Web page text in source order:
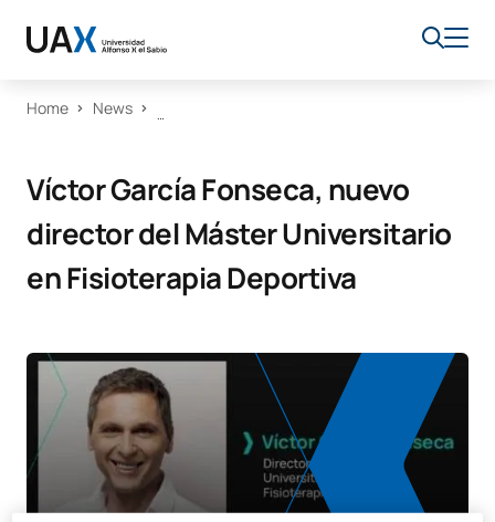
Home News
Víctor García Fonseca, nuevo
director del Máster Universitario
en Fisioterapia Deportiva